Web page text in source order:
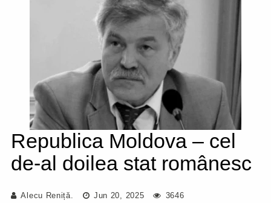
Republica Moldova – cel
de-al doilea stat românesc
Alecu Reniță. Jun 20, 2025 3646